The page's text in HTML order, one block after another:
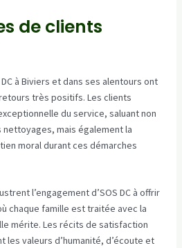
de clients
à Biviers et dans ses alentours ont
très positifs. Les clients
du service, saluant non
mais également la
moral durant ces démarches
l’engagement d’SOS DC à offrir
chaque famille est traitée avec la
mérite. Les récits de satisfaction
les valeurs d’humanité, d’écoute et